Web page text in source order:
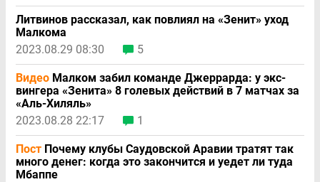
Литвинов рассказал, как повлиял на «Зенит» уход
Малкома
2023.08.29 08:30
5
Видео Малком забил команде Джеррарда: у экс-
вингера «Зенита» 8 голевых действий в 7 матчах за
«Аль-Хиляль»
2023.08.28 22:17
1
Пост Почему клубы Саудовской Аравии тратят так
много денег: когда это закончится и уедет ли туда
Мбаппе